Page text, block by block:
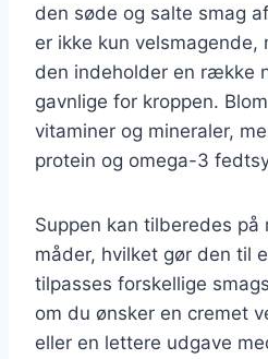
den søde og salte smag
er ikke kun velsmagende,
den indeholder en række
gavnlige for kroppen.
vitaminer og mineraler,
protein og omega-3
Suppen kan tilberedes på
måder, hvilket gør den til
tilpasses forskellige
om du ønsker en cremet
eller en lettere udgave